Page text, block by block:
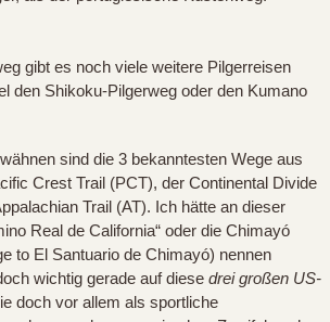
gibt es noch viele weitere Pilgerreisen
den Shikoku-Pilgerweg oder den Kumano
sind die 3 bekanntesten Wege aus
Crest Trail (PCT), der Continental Divide
Trail (AT). Ich hätte an dieser
Real de California“ oder die Chimayó
to El Santuario de Chimayó) nennen
wichtig gerade auf diese drei großen US-
doch vor allem als sportliche